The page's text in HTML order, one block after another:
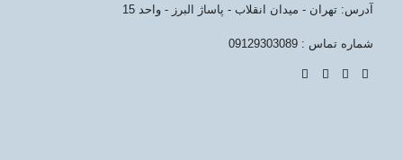
آدرس: تهران - میدان انقلاب - پاساژ البرز - واحد 15
شماره تماس : 09129303089